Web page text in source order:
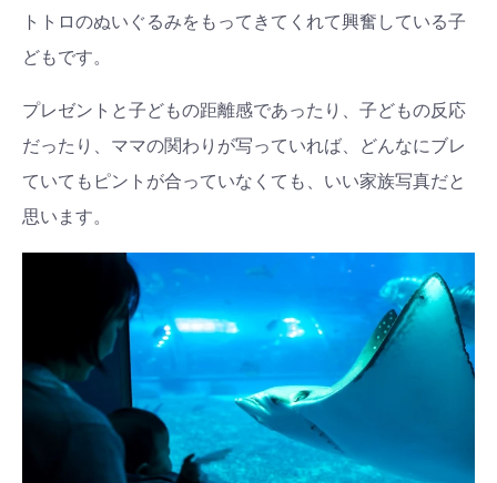
トトロのぬいぐるみをもってきてくれて興奮している子
どもです。
プレゼントと子どもの距離感であったり、子どもの反応
だったり、ママの関わりが写っていれば、どんなにブレ
ていてもピントが合っていなくても、いい家族写真だと
思います。